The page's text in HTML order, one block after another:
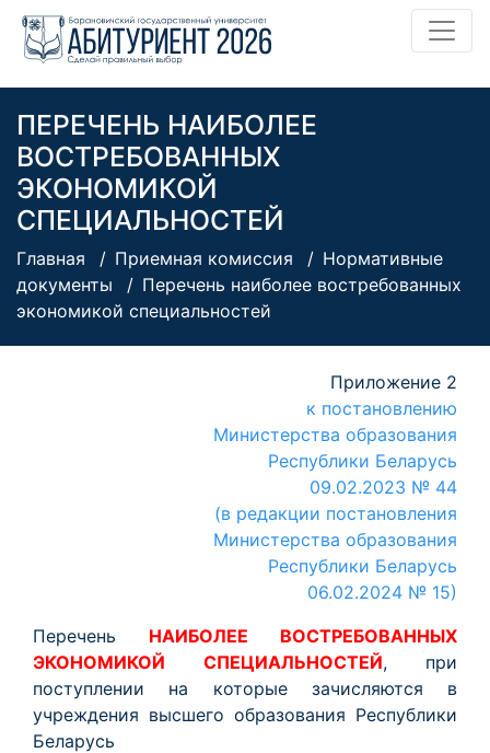
ПЕРЕЧЕНЬ НАИБОЛЕЕ
ВОСТРЕБОВАННЫХ
ЭКОНОМИКОЙ
СПЕЦИАЛЬНОСТЕЙ
Главная Приемная комиссия
Нормативные
документы
Перечень наиболее востребованных
экономикой специальностей
Приложение 2
к постановлению
Министерства образования
Республики Беларусь
09.02.2023 № 44
(в редакции постановления
Министерства образования
Республики Беларусь
06.02.2024 № 15)
Перечень НАИБОЛЕЕ ВОСТРЕБОВАННЫХ
ЭКОНОМИКОЙ СПЕЦИАЛЬНОСТЕЙ, при
поступлении на которые зачисляются в
учреждения высшего образования Республики
Беларусь